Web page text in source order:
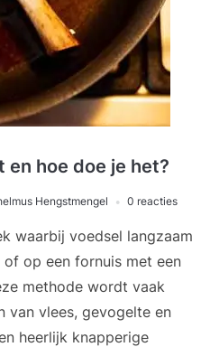
en hoe doe je het?
Hengstmengel 0 reacties
waarbij voedsel langzaam
op een fornuis met een
methode wordt vaak
van vlees, gevogelte en
heerlijk knapperige